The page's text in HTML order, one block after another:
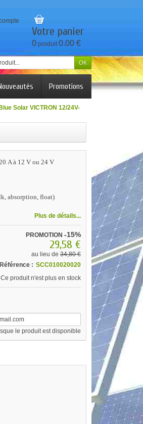
Votre panier
0 produit0.00 €
Promotions
Solar VICTRON 12/24V-
A à 12 V ou 24 V
absorption, float)
Plus de détails...
PROMOTION -15%
29,58 €
au lieu de34,80 €
Référence : SCC010020020
Ce produit n'est plus en stock
le produit est disponible